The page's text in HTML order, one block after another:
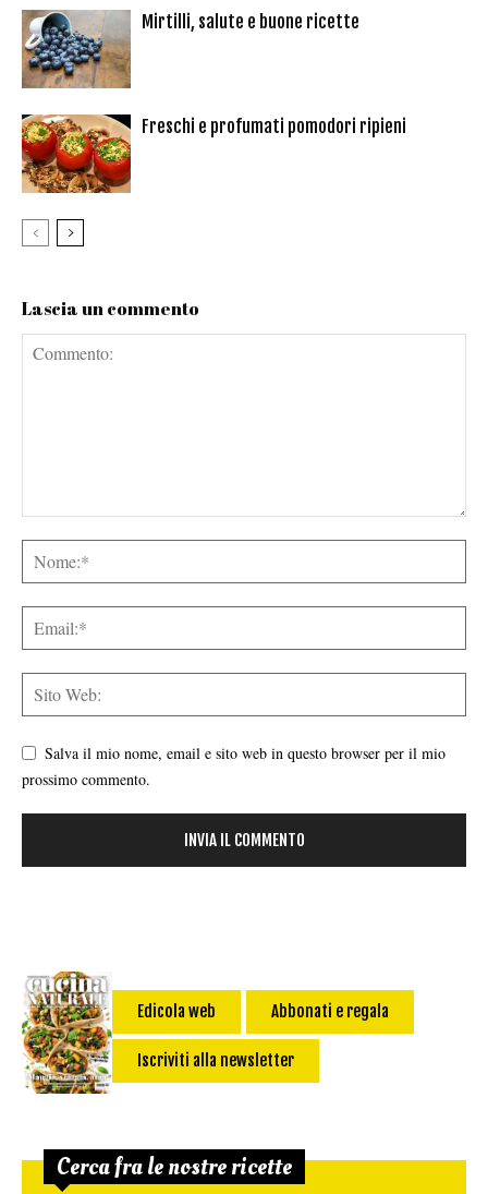
Mirtilli, salute e buone ricette
Freschi e profumati pomodori ripieni
Lascia un commento
Salva il mio nome, email e sito web in questo browser per il mio
prossimo commento.
Edicola web Abbonati e regala
Iscriviti alla newsletter
Cerca fra le nostre ricette